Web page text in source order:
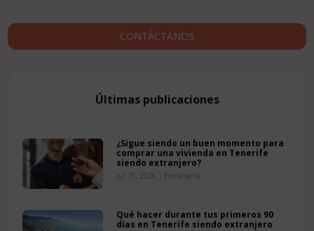
CONTÁCTANOS
Últimas publicaciones
¿Sigue siendo un buen momento para
comprar una vivienda en Tenerife
siendo extranjero?
Jul 15, 2026 | Extranjería
Qué hacer durante tus primeros 90
días en Tenerife siendo extranjero